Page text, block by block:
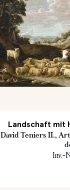
Landschaft mit
David Teniers II.,
Inv.-